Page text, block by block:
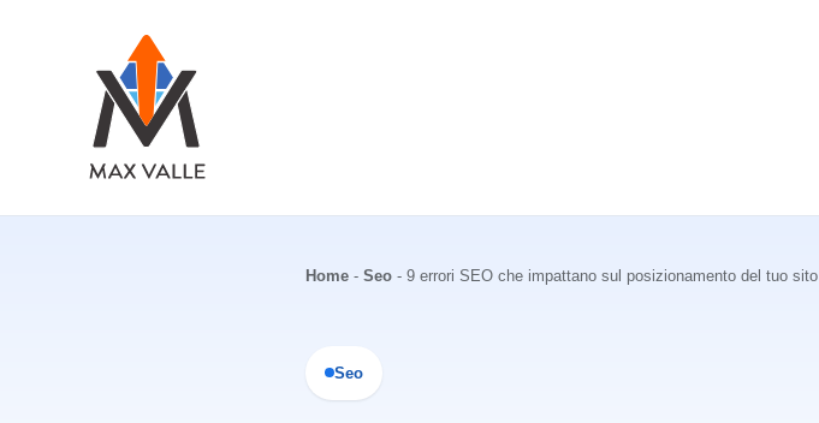
contenuto
Home - Seo - 9 errori SEO che impattano sul posizionamento del tuo sito
Seo